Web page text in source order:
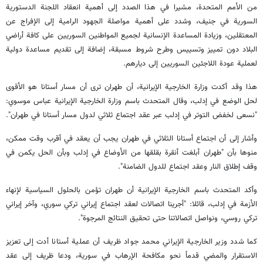
من الأمم المتحدة، مشيرا في هذا الصدد إلى أهمية انعقاد اللجنة الدستورية
السورية في جنيف، وشدد على أهمية مواصلة الجهود الرامية إلى الإفراج عن
المعتقلين، وزيادة المساعدة الإنسانية لجميع المواطنين السوريين على كافة أراضي
البلاد دون تمييز وتسييس وطرح شروط مسبقة، إضافة إلى تقديم مساعدة دولية
لعملية عودة اللاجئين السوريين إلى ديارهم.
هذا وقد أكدت ​وزارة الخارجية الإيرانية​، أن ​طهران​ ترى أن مسار ​أستانا​ هو الأقوى
لحل الوضع في إدلب، وقال المتحدث باسم ​وزارة الخارجية الإيرانية​ عباس موسوي:
"نسعى لخفض التوتر في إدلب عبر عقد اجتماع ثلاثي لدول مسار أستانا في طهران".
وأشار إلى أن اجتماع أستانا الثلاثي في طهران يجب أن يعقد في أقرب وقت ممكن،
منوها بأن "طهران أبلغت أنقرة بقلقها من الأوضاع في إدلب وبأن الحل يكمن في
وقف إطلاق النار وعقد اجتماع للدول الضامنة".
وأكد المتحدث باسم الخارجية الإيرانية أن طهران تؤمن بالحلول السياسية لإنهاء
الأزمة في إدلب، قائلا: "أجرينا اتصالات لعقد اجتماع إيراني تركي سوري، وآخر إيراني
تركي روسي، ونواصل اتصالاتنا حتى تحقيق النتائج المرجوة".
كما شدد وزير الخارجية الإيراني محمد جواد ظريف أن عملية أستانا أدت إلى تعزيز
الاستقرار والمضي قدماً نحو مكافحة الإرهاب في سورية، ودعا ظريف إلى عقد